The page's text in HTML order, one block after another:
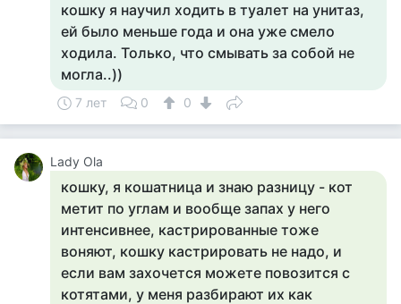
кошку я научил ходить в туалет на унитаз,
ей было меньше года и она уже смело
ходила. Только, что смывать за собой не
могла..))
7 лет 0 0
Lady Ola
кошку, я кошатница и знаю разницу - кот
метит по углам и вообще запах у него
интенсивнее, кастрированные тоже
воняют, кошку кастрировать не надо, и
если вам захочется можете повозится с
котятами, у меня разбирают их как